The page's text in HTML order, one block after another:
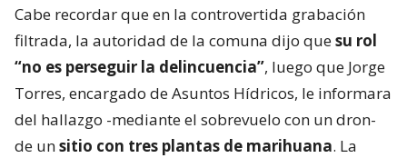
Cabe recordar que en la controvertida grabación
filtrada, la autoridad de la comuna dijo quesu rol
“no es perseguir la delincuencia”, luego que Jorge
Torres, encargado de Asuntos Hídricos, le informara
del hallazgo -mediante el sobrevuelo con un dron-
de unsitio con tres plantas de marihuana. La